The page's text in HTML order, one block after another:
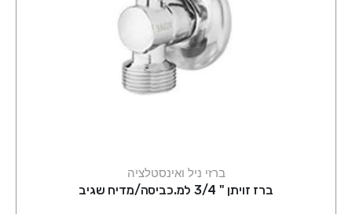
ברזי ניל ואינסטלציה
ברז זויתן " 3/4 למ.כביסה/מדיח שגיב